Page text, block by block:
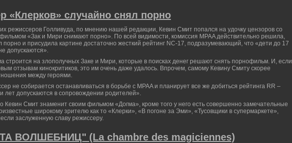
«Клерков» случайно снял порно
режиссеров Голливуда, по мнению нашей редакции, Кевин Смит попался на удочку цензоров со
«Зак и Мири снимают порно». По всей видимости, комиссия MPAA действительно решила,
порно и присудила картине достаточно жесткий рейтинг NC-17, подразумевающий, что «дети до 17
допускаются».
строится на злополучных Заке и Мири, которые в поисках денег решают снять порнофильм. И, если
отзывам кинокритиков, это им очень даже удалось. Впрочем, самому Кевину Смиту скорее
между героями.
не собирается останавливаться в борьбе с MPAA и планирует все же добиться рейтинга RR –
лет допускаются в сопровождении родителей».
Кевин Смит знаменит своим фильмом «Догма», кроме того у него есть совершенно замечательные
широкому зрителю как то «Клерки», «В погоне за Эми», «Тусовщики в супермаркете»,
заслуженную славу режиссеру.
ВОЛШЕБНИЦ" (La chambre des magiciennes)